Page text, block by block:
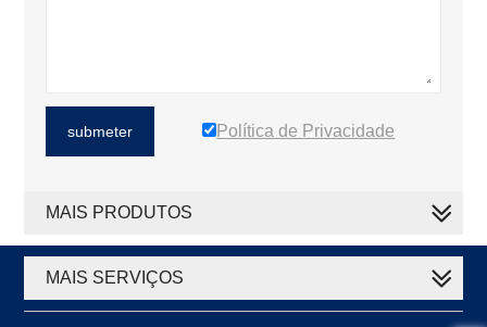
submeter Política de Privacidade
MAIS PRODUTOS
MAIS SERVIÇOS